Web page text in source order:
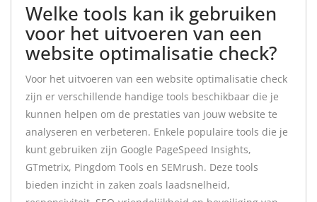
Welke tools kan ik gebruiken
voor het uitvoeren van een
website optimalisatie check?
Voor het uitvoeren van een website optimalisatie check
zijn er verschillende handige tools beschikbaar die je
kunnen helpen om de prestaties van jouw website te
analyseren en verbeteren. Enkele populaire tools die je
kunt gebruiken zijn Google PageSpeed Insights,
GTmetrix, Pingdom Tools en SEMrush. Deze tools
bieden inzicht in zaken zoals laadsnelheid,